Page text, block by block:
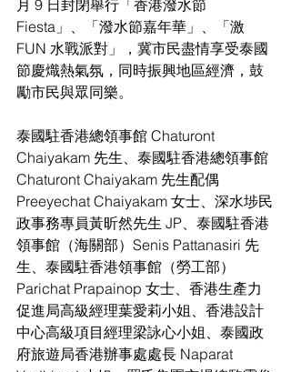
月 9 日封閉舉行「香港潑水節
Fiesta」、「潑水節嘉年華」、「激
FUN 水戰派對」，冀市民盡情享受泰國
節慶熾熱氣氛，同時振興地區經濟，鼓
勵市民與眾同樂。
泰國駐香港總領事館 Chaturont
Chaiyakam 先生、泰國駐香港總領事館
Chaturont Chaiyakam 先生配偶
Preeyechat Chaiyakam 女士、深水埗民
政事務專員黃昕然先生 JP、泰國駐香港
領事館（海關部）Senis Pattanasiri 先
生、泰國駐香港領事館（勞工部）
Parichat Prapainop 女士、香港生產力
促進局高級經理葉愛莉小姐、香港設計
中心高級項目經理梁詠心小姐、泰國政
府旅遊局香港辦事處處長 Naparat